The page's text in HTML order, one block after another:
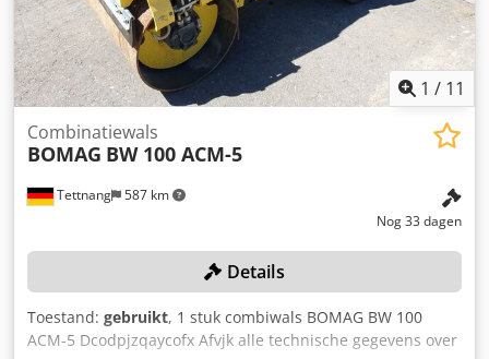
1 / 11
Tettnang 587 km
Combinatiewals
BOMAG BW 100 ACM-5
Nog 33 dagen
Details
Toestand: gebruikt, 1 stuk combiwals BOMAG BW 100
ACM-5 Dcodpjzqaycofx Afvjk alle technische gegevens over